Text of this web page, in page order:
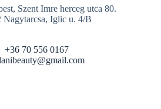
Szent Imre herceg utca 80.
Nagytarcsa, Iglic u. 4/B
+36 70 556 0167